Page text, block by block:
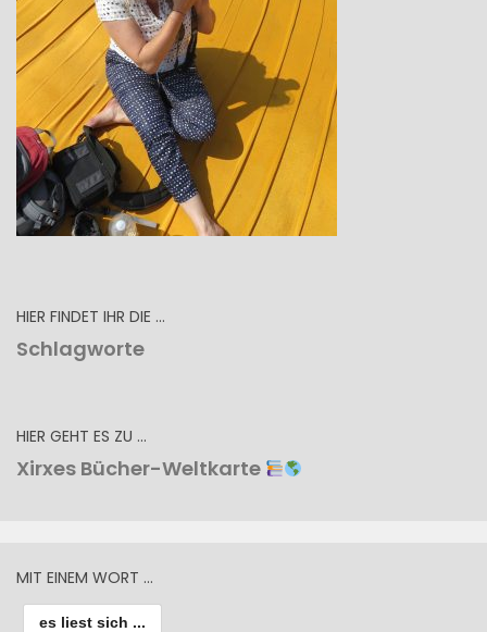
HIER FINDET IHR DIE …
Schlagworte
HIER GEHT ES ZU …
Xirxes Bücher-Weltkarte
MIT EINEM WORT …
es liest sich ...